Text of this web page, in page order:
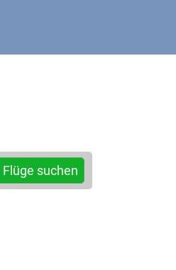
Flüge suchen